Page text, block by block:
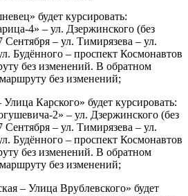
будет курсировать:
4» – ул. Дзержинского (без
Сентября – ул. Тимирязева – ул.
Будённого – проспект Космонавтов
без изменений. В обратном
без изменений;
Карского» будет курсировать:
2» – ул. Дзержинского (без
Сентября – ул. Тимирязева – ул.
Будённого – проспект Космонавтов
без изменений. В обратном
без изменений;
– Улица Врублевского» будет